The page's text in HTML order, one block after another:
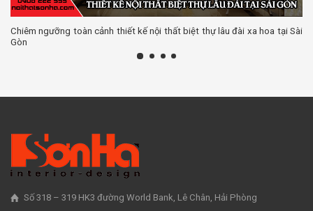
Chiêm ngưỡng toàn cảnh thiết kế nội thất biệt thự lâu đài xa hoa tại Sài
Gòn
Số 318 – 319 HK3 đường World Bank, Lê Chân, Hải Phòng